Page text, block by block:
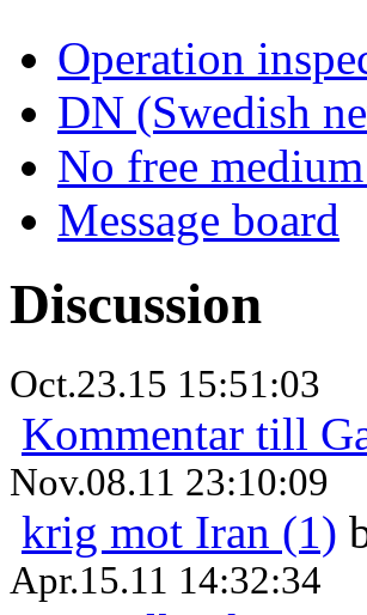
Operation
DN (Swedish
No free
Message board
Discussion
Oct.23.15 15:51:03
Kommentar till
Nov.08.11 23:10:09
krig mot Iran (1)
Apr.15.11 14:32:34